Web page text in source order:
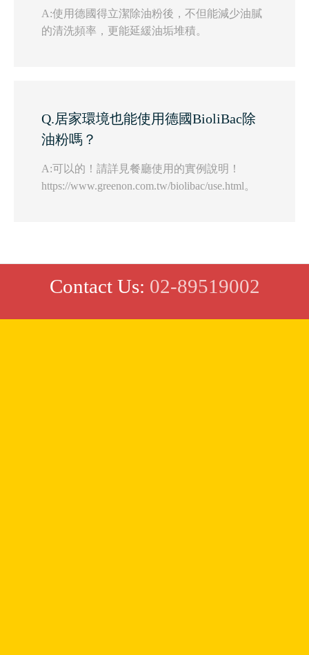
A:使用德國得立潔除油粉後，不但能減少油膩
的清洗頻率，更能延緩油垢堆積。
Q.居家環境也能使用德國BioliBac除
油粉嗎？
A:可以的！請詳見餐廳使用的實例說明！
https://www.greenon.com.tw/biolibac/use.html。
Contact Us: 02-89519002